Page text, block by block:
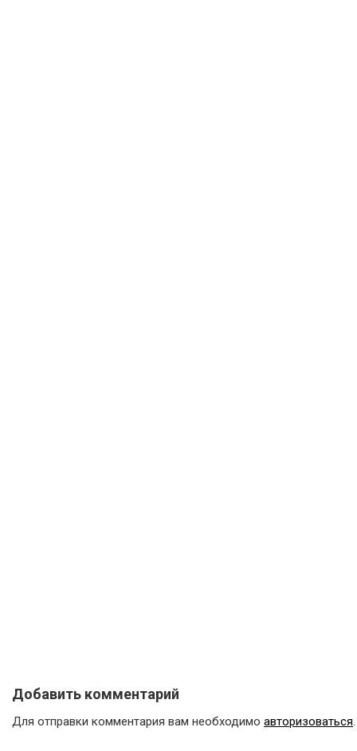
Добавить комментарий
Для отправки комментария вам необходимо авторизоваться.